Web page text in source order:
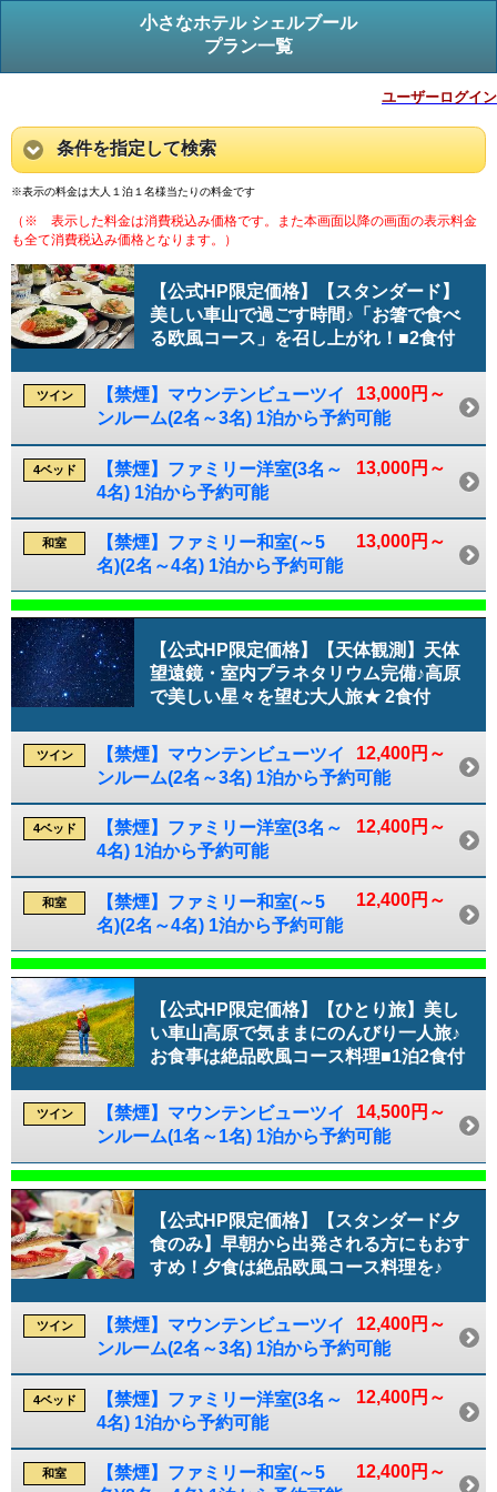
小さなホテル シェルブール
プラン一覧
ユーザーログイン
条件を指定して検索
※表示の料金は大人１泊１名様当たりの料金です
（※ 表示した料金は消費税込み価格です。また本画面以降の画面の表示料金
も全て消費税込み価格となります。）
【公式HP限定価格】【スタンダード】
美しい車山で過ごす時間♪「お箸で食べ
る欧風コース」を召し上がれ！■2食付
13,000円～
ツイン
【禁煙】マウンテンビューツイ
ンルーム(2名～3名) 1泊から予約可能
13,000円～
4ベッド
【禁煙】ファミリー洋室(3名～
4名) 1泊から予約可能
13,000円～
和室
【禁煙】ファミリー和室(～5
名)(2名～4名) 1泊から予約可能
【公式HP限定価格】【天体観測】天体
望遠鏡・室内プラネタリウム完備♪高原
で美しい星々を望む大人旅★ 2食付
12,400円～
ツイン
【禁煙】マウンテンビューツイ
ンルーム(2名～3名) 1泊から予約可能
12,400円～
4ベッド
【禁煙】ファミリー洋室(3名～
4名) 1泊から予約可能
12,400円～
和室
【禁煙】ファミリー和室(～5
名)(2名～4名) 1泊から予約可能
【公式HP限定価格】【ひとり旅】美し
い車山高原で気ままにのんびり一人旅♪
お食事は絶品欧風コース料理■1泊2食付
14,500円～
ツイン
【禁煙】マウンテンビューツイ
ンルーム(1名～1名) 1泊から予約可能
【公式HP限定価格】【スタンダード夕
食のみ】早朝から出発される方にもおす
すめ！夕食は絶品欧風コース料理を♪
12,400円～
ツイン
【禁煙】マウンテンビューツイ
ンルーム(2名～3名) 1泊から予約可能
12,400円～
4ベッド
【禁煙】ファミリー洋室(3名～
4名) 1泊から予約可能
12,400円～
和室
【禁煙】ファミリー和室(～5